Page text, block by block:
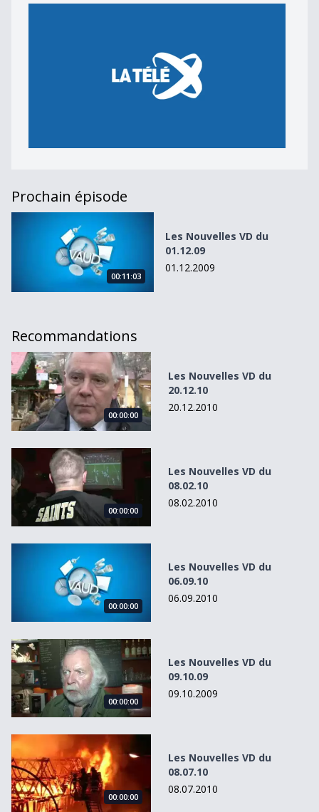
Prochain épisode
00:11:03
Les Nouvelles VD du
01.12.09
01.12.2009
Recommandations
Les Nouvelles VD du 20.12.10
00:00:00
Les Nouvelles VD du
20.12.10
20.12.2010
Les Nouvelles VD du 08.02.10
00:00:00
Les Nouvelles VD du
08.02.10
08.02.2010
00:00:00
Les Nouvelles VD du
06.09.10
06.09.2010
Les Nouvelles VD du 09.10.09
00:00:00
Les Nouvelles VD du
09.10.09
09.10.2009
Les Nouvelles VD du 08.07.10
00:00:00
Les Nouvelles VD du
08.07.10
08.07.2010